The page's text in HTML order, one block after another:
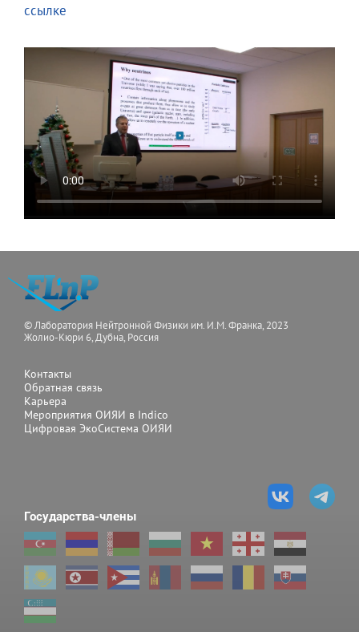
ссылке
© Лаборатория Нейтронной Физики им. И.М. Франка, 2023
Жолио-Кюри 6, Дубна, Россия
Контакты
Обратная связь
Карьера
Мероприятия ОИЯИ в Indico
Цифровая ЭкоСистема ОИЯИ
Государства-члены